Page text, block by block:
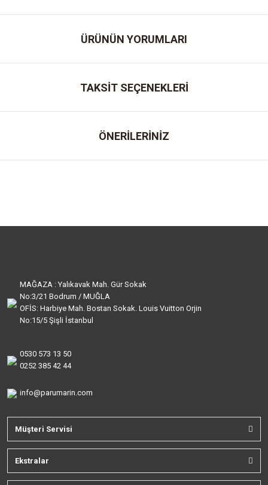
ÜRÜNÜN YORUMLARI
TAKSİT SEÇENEKLERİ
ÖNERİLERİNİZ
MAĞAZA : Yalıkavak Mah. Gür Sokak
No:3/21 Bodrum / MUĞLA
OFİS: Harbiye Mah. Bostan Sokak. Louis Vuitton Orjin
No:15/5 Şişli İstanbul
0530 573 13 50
0252 385 42 44
info@parumarin.com
Müşteri Servisi
Ekstralar